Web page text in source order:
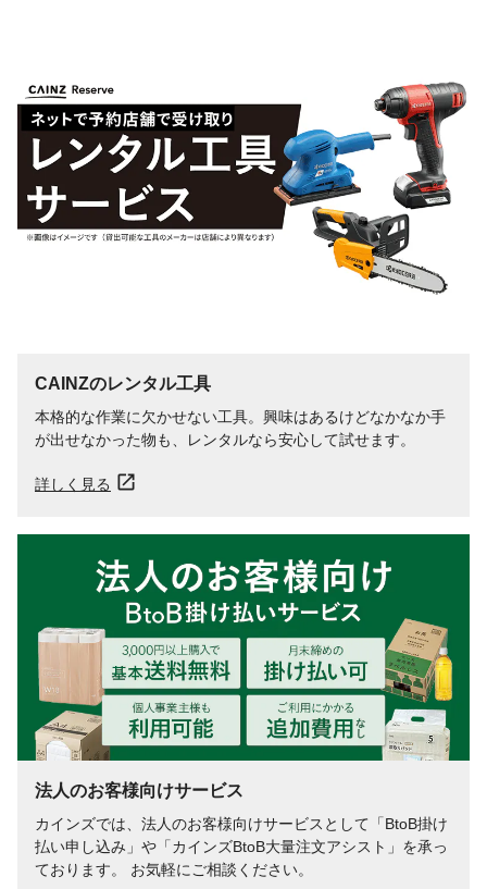
CAINZのレンタル工具
本格的な作業に欠かせない工具。興味はあるけどなかなか手
が出せなかった物も、レンタルなら安心して試せます。
詳しく見る
法人のお客様向けサービス
カインズでは、法人のお客様向けサービスとして「BtoB掛け
払い申し込み」や「カインズBtoB大量注文アシスト」を承っ
ております。 お気軽にご相談ください。